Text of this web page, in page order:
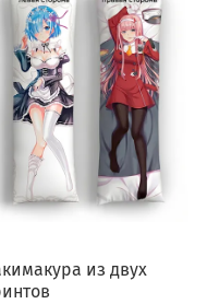
из двух